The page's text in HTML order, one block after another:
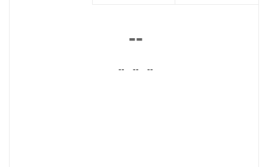
日）9点钟位于距离浙江省温州市偏东方向约520公里的东海南
动，强度变化不大或略有增强。
--
-- -- --